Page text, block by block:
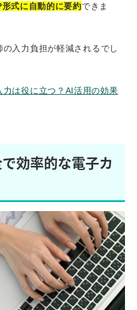
式に自動的に要約できま
入力負担が軽減されるでし
力は役に立つ？AI活用の効果
効率的な電子カ